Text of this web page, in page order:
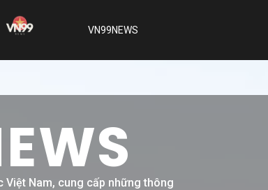
VN99NEWS
Việt Nam, cung cấp những thông